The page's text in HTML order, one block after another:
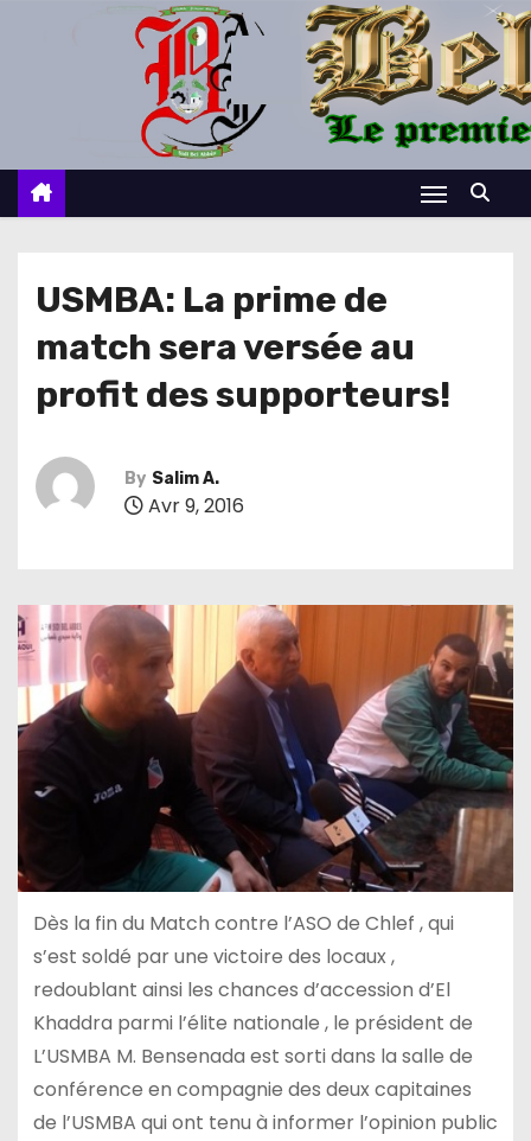
c
USMBA: La prime de
match sera versée au
profit des supporteurs!
By Salim A.
Avr 9, 2016
Dès la fin du Match contre l’ASO de Chlef , qui
s’est soldé par une victoire des locaux ,
redoublant ainsi les chances d’accession d’El
Khaddra parmi l’élite nationale , le président de
L’USMBA M. Bensenada est sorti dans la salle de
conférence en compagnie des deux capitaines
de l’USMBA qui ont tenu à informer l’opinion public